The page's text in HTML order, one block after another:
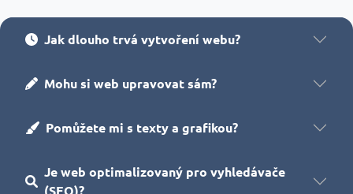
Jak dlouho trvá vytvoření webu?
Mohu si web upravovat sám?
Pomůžete mi s texty a grafikou?
Je web optimalizovaný pro vyhledávače
(SEO)?